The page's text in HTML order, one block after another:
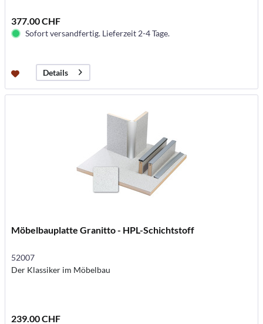
377.00 CHF
Sofort versandfertig. Lieferzeit 2-4 Tage.
Details
Möbelbauplatte Granitto - HPL-Schichtstoff
52007
Der Klassiker im Möbelbau
239.00 CHF